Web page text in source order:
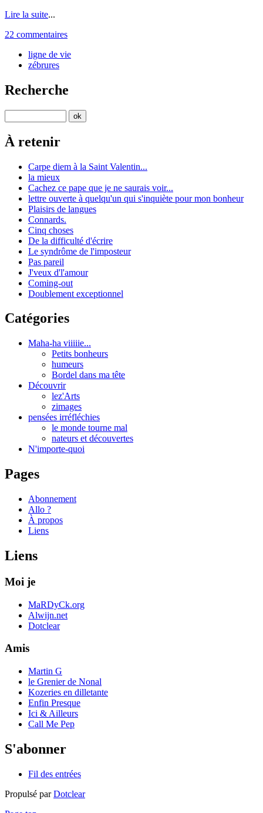
Lire la suite...
22 commentaires
ligne de vie
zébrures
Recherche
À retenir
Carpe diem à la Saint Valentin...
la mieux
Cachez ce pape que je ne saurais voir...
lettre ouverte à quelqu'un qui s'inquiète pour mon bonheur
Plaisirs de langues
Connards.
Cinq choses
De la difficulté d'écrire
Le syndrôme de l'imposteur
Pas pareil
J'veux d'l'amour
Coming-out
Doublement exceptionnel
Catégories
Maha-ha viiiiie...
Petits bonheurs
humeurs
Bordel dans ma tête
Découvrir
lez'Arts
zimages
pensées irréfléchies
le monde tourne mal
nateurs et découvertes
N'importe-quoi
Pages
Abonnement
Allo ?
À propos
Liens
Liens
Moi je
MaRDyCk.org
Alwijn.net
Dotclear
Amis
Martin G
le Grenier de Nonal
Kozeries en dilletante
Enfin Presque
Ici & Ailleurs
Call Me Pep
S'abonner
Fil des entrées
Propulsé parDotclear